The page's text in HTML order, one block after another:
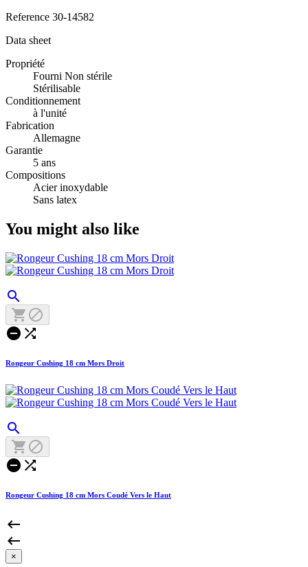
Reference 30-14582
Data sheet
Propriété
Fourni Non stérile
Stérilisable
Conditionnement
à l'unité
Fabrication
Allemagne
Garantie
5 ans
Compositions
Acier inoxydable
Sans latex
You might also like

 
 
Rongeur Cushing 18 cm Mors Droit

 
 
Rongeur Cushing 18 cm Mors Coudé Vers le Haut


×